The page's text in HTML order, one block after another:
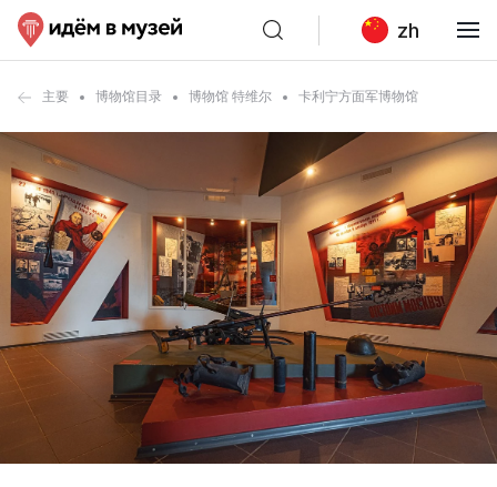
zh
主要 博物馆目录 博物馆 特维尔 卡利宁方面军博物馆